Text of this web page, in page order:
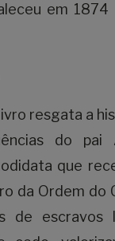
em 1874
resgata a
do pai
que
da Ordem do
de escravos